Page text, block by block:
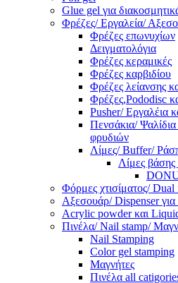
Glue gel για
Φρέζες/ Εργαλεία/
Φρέζες επωνυχίων
Δειγματολόγια
Φρέζες κεραμικές
Φρέζες καρβιδίου
Φρέζες λείανσης
Φρέζες,Pododisc
Pusher/ Εργαλέια
Πενσάκια/ Ψαλίδια
φρυδιών
Λίμες/ Buffer/
Λίμες βάσης
Φόρμες χτισίματος/
Αξεσουάρ/ Dispenser για
Acrylic powder και
Πινέλα/ Nail stamp/
Nail Stamping
Color gel stamping
Μαγνήτες
Πινέλα all